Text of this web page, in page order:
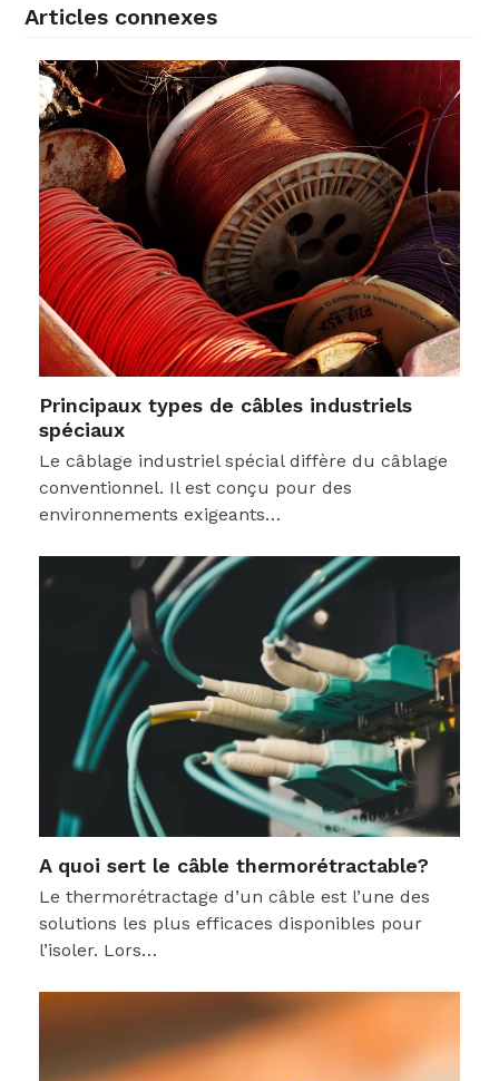
Articles connexes
Principaux types de câbles industriels
spéciaux
Le câblage industriel spécial diffère du câblage
conventionnel. Il est conçu pour des
environnements exigeants…
A quoi sert le câble thermorétractable?
Le thermorétractage d’un câble est l’une des
solutions les plus efficaces disponibles pour
l’isoler. Lors…